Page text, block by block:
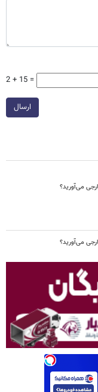
2 + 15 =
ارسال
می‌آورید؟
می‌آورید؟